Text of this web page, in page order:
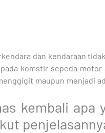
dan kendaraan
komstir sepeda motor
maupun menjadi
kembali apa